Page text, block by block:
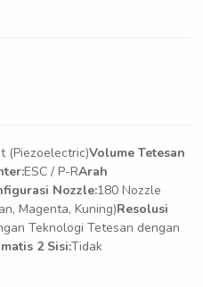
(Piezoelectric)Volume Tetesan
ESC / P-RArah
Nozzle:180 Nozzle
Magenta, Kuning)Resolusi
Teknologi Tetesan dengan
2 Sisi:Tidak